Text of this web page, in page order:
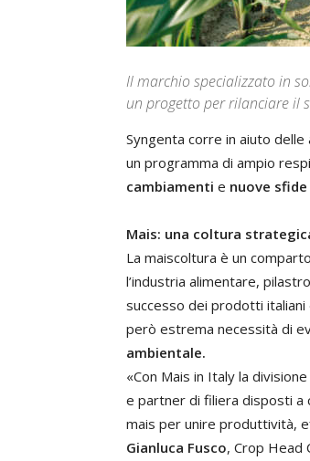
Il marchio specializzato in
un progetto per rilanciare il
Syngenta corre in aiuto
un programma di ampio
cambiamenti e nuove sfide
Mais: una coltura
La maiscoltura è un
l’industria alimentare,
successo dei prodotti
però estrema necessità di
ambientale.
«Con Mais in Italy la
e partner di filiera disposti a
mais per unire produttività,
Gianluca Fusco, Crop Head